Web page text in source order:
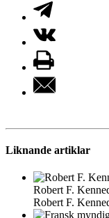
Liknande artiklar
Robert F.
Robert F.